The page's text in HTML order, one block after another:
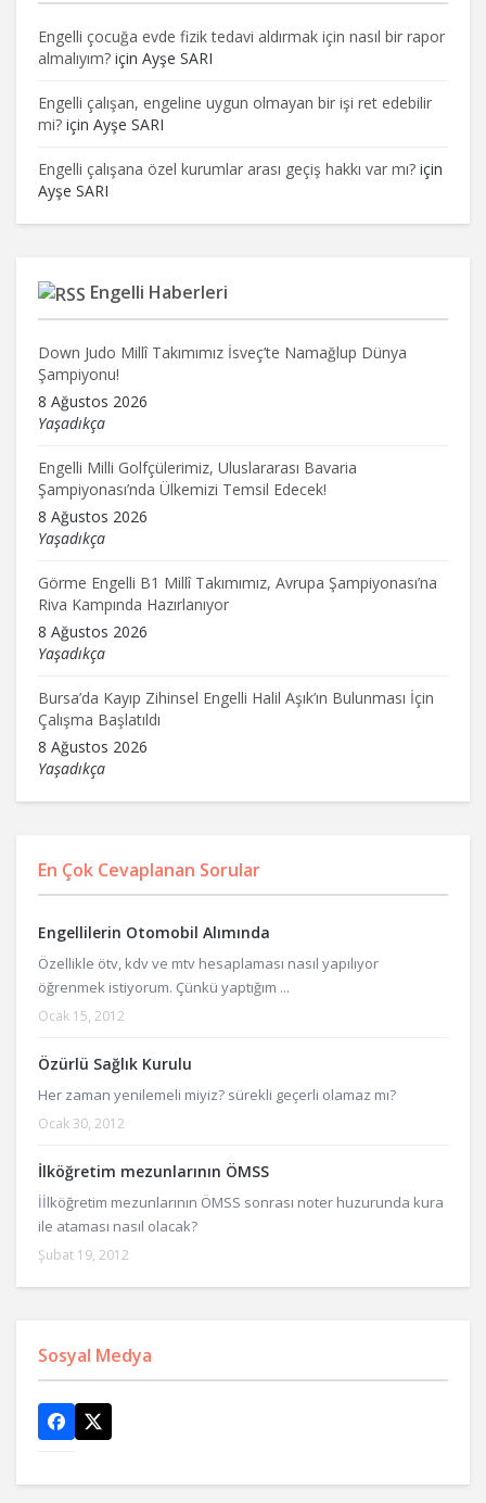
Engelli çocuğa evde fizik tedavi aldırmak için nasıl bir rapor
almalıyım? için Ayşe SARI
Engelli çalışan, engeline uygun olmayan bir işi ret edebilir
mi? için Ayşe SARI
Engelli çalışana özel kurumlar arası geçiş hakkı var mı? için
Ayşe SARI
Engelli Haberleri
Down Judo Millî Takımımız İsveç’te Namağlup Dünya
Şampiyonu!
8 Ağustos 2026
Yaşadıkça
Engelli Milli Golfçülerimiz, Uluslararası Bavaria
Şampiyonası’nda Ülkemizi Temsil Edecek!
8 Ağustos 2026
Yaşadıkça
Görme Engelli B1 Millî Takımımız, Avrupa Şampiyonası’na
Riva Kampında Hazırlanıyor
8 Ağustos 2026
Yaşadıkça
Bursa’da Kayıp Zihinsel Engelli Halil Aşık’ın Bulunması İçin
Çalışma Başlatıldı
8 Ağustos 2026
Yaşadıkça
En Çok Cevaplanan Sorular
Engellilerin Otomobil Alımında
Özellikle ötv, kdv ve mtv hesaplaması nasıl yapılıyor
öğrenmek istiyorum. Çünkü yaptığım ...
Ocak 15, 2012
Özürlü Sağlık Kurulu
Her zaman yenilemeli miyiz? sürekli geçerli olamaz mı?
Ocak 30, 2012
İlköğretim mezunlarının ÖMSS
İİlköğretim mezunlarının ÖMSS sonrası noter huzurunda kura
ile ataması nasıl olacak?
Şubat 19, 2012
Sosyal Medya